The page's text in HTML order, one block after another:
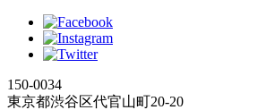
150-0034
東京都渋谷区代官山町20-20